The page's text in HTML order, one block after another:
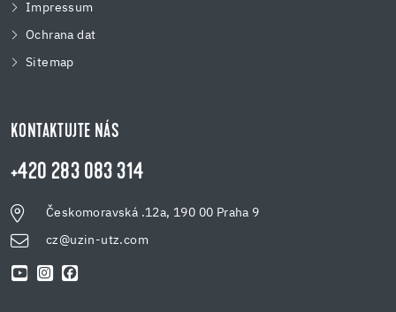
Impressum
Ochrana dat
Sitemap
KONTAKTUJTE NÁS
+420 283 083 314
Českomoravská .12a, 190 00 Praha 9
cz@uzin-utz.com